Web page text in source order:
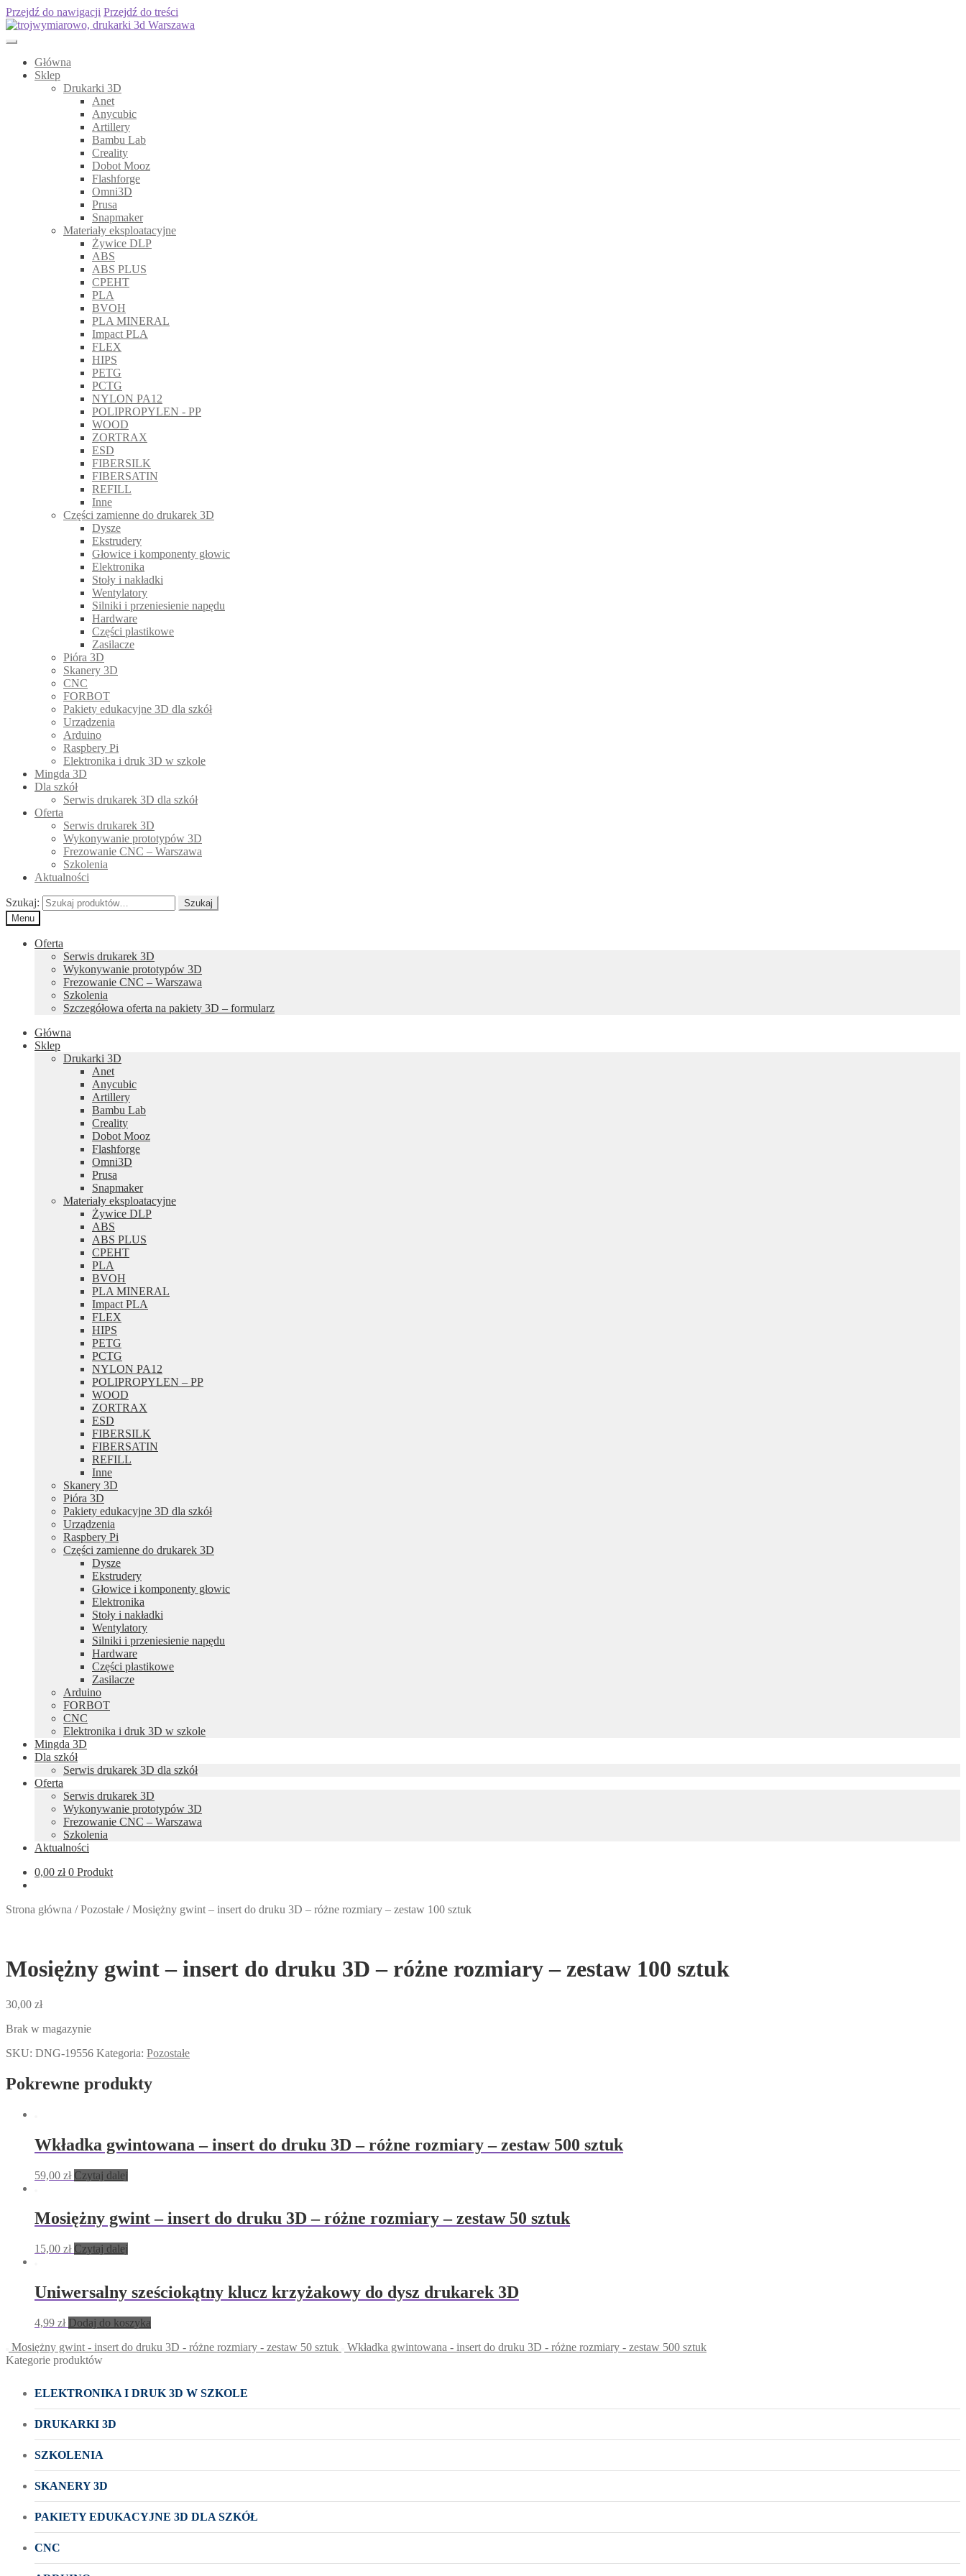
Przejdź do nawigacji Przejdź do treści
Główna
Sklep
Drukarki 3D
Anet
Anycubic
Artillery
Bambu Lab
Creality
Dobot Mooz
Flashforge
Omni3D
Prusa
Snapmaker
Materiały eksploatacyjne
Żywice DLP
ABS
ABS PLUS
CPEHT
PLA
BVOH
PLA MINERAL
Impact PLA
FLEX
HIPS
PETG
PCTG
NYLON PA12
POLIPROPYLEN - PP
WOOD
ZORTRAX
ESD
FIBERSILK
FIBERSATIN
REFILL
Inne
Części zamienne do drukarek 3D
Dysze
Ekstrudery
Głowice i komponenty głowic
Elektronika
Stoły i nakładki
Wentylatory
Silniki i przeniesienie napędu
Hardware
Części plastikowe
Zasilacze
Pióra 3D
Skanery 3D
CNC
FORBOT
Pakiety edukacyjne 3D dla szkół
Urządzenia
Arduino
Raspbery Pi
Elektronika i druk 3D w szkole
Mingda 3D
Dla szkół
Serwis drukarek 3D dla szkół
Oferta
Serwis drukarek 3D
Wykonywanie prototypów 3D
Frezowanie CNC – Warszawa
Szkolenia
Aktualności
Szukaj:
Szukaj
Menu
Oferta
Serwis drukarek 3D
Wykonywanie prototypów 3D
Frezowanie CNC – Warszawa
Szkolenia
Szczegółowa oferta na pakiety 3D – formularz
Główna
Sklep
Drukarki 3D
Anet
Anycubic
Artillery
Bambu Lab
Creality
Dobot Mooz
Flashforge
Omni3D
Prusa
Snapmaker
Materiały eksploatacyjne
Żywice DLP
ABS
ABS PLUS
CPEHT
PLA
BVOH
PLA MINERAL
Impact PLA
FLEX
HIPS
PETG
PCTG
NYLON PA12
POLIPROPYLEN – PP
WOOD
ZORTRAX
ESD
FIBERSILK
FIBERSATIN
REFILL
Inne
Skanery 3D
Pióra 3D
Pakiety edukacyjne 3D dla szkół
Urządzenia
Raspbery Pi
Części zamienne do drukarek 3D
Dysze
Ekstrudery
Głowice i komponenty głowic
Elektronika
Stoły i nakładki
Wentylatory
Silniki i przeniesienie napędu
Hardware
Części plastikowe
Zasilacze
Arduino
FORBOT
CNC
Elektronika i druk 3D w szkole
Mingda 3D
Dla szkół
Serwis drukarek 3D dla szkół
Oferta
Serwis drukarek 3D
Wykonywanie prototypów 3D
Frezowanie CNC – Warszawa
Szkolenia
Aktualności
0,00 zł 0 Produkt
Strona główna /Pozostałe /Mosiężny gwint – insert do druku 3D – różne rozmiary – zestaw 100 sztuk
Mosiężny gwint – insert do druku 3D – różne rozmiary – zestaw 100 sztuk
30,00 zł
Brak w magazynie
SKU: DNG-19556 Kategoria: Pozostałe
Pokrewne produkty
Wkładka gwintowana – insert do druku 3D – różne rozmiary – zestaw 500 sztuk
59,00 zł Czytaj dalej
Mosiężny gwint – insert do druku 3D – różne rozmiary – zestaw 50 sztuk
15,00 zł Czytaj dalej
Uniwersalny sześciokątny klucz krzyżakowy do dysz drukarek 3D
4,99 zł Dodaj do koszyka
Mosiężny gwint - insert do druku 3D - różne rozmiary - zestaw 50 sztuk
Wkładka gwintowana - insert do druku 3D - różne rozmiary - zestaw 500 sztuk
Kategorie produktów
ELEKTRONIKA I DRUK 3D W SZKOLE
DRUKARKI 3D
SZKOLENIA
SKANERY 3D
PAKIETY EDUKACYJNE 3D DLA SZKÓŁ
CNC